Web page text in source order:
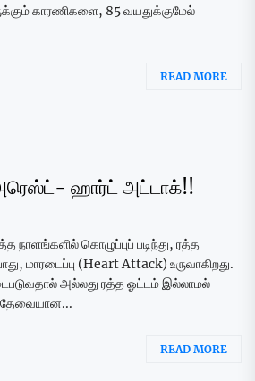
காரணிகளை, 85 வயதுக்குமேல்
READ MORE
ஹார்ட் அட்டாக்!!
நாளங்களில் கொழுப்புப் படிந்து, ரத்த
மாரடைப்பு (Heart Attack) உருவாகிறது.
அல்லது ரத்த ஓட்டம் இல்லாமல்
READ MORE